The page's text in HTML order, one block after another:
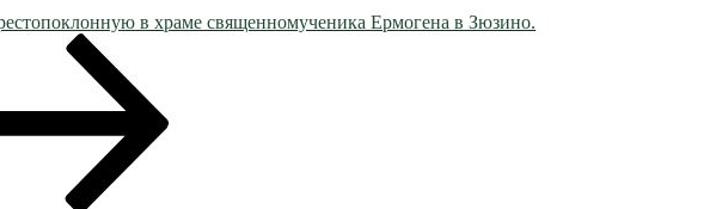
в храме священномученика Ермогена в Зюзино.